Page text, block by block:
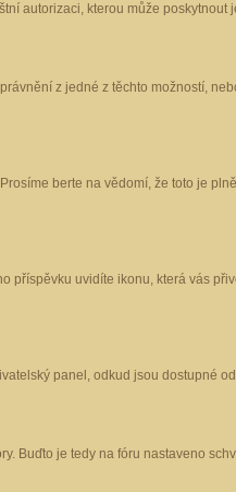
autorizaci, kterou může poskytnout
z jedné z těchto možností,
berte na vědomí, že toto je
uvidíte ikonu, která vás
panel, odkud jsou dostupné
Buďto je tedy na fóru nastaveno